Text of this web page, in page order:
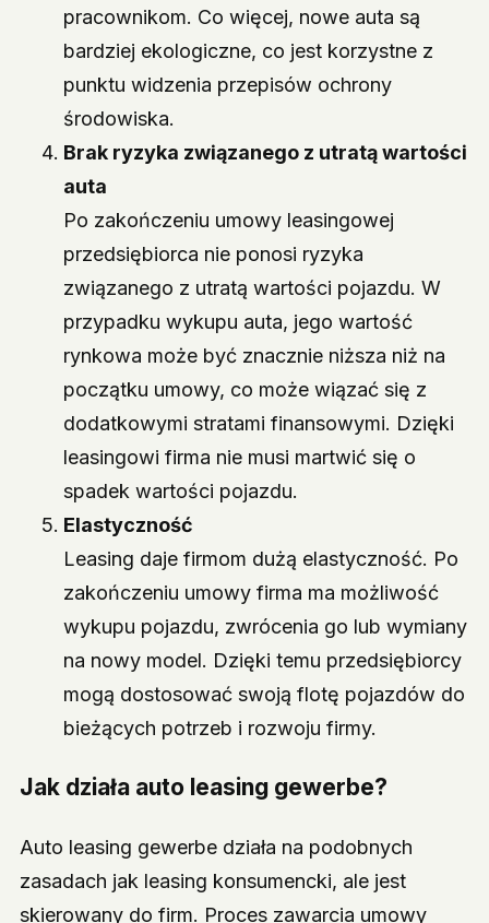
pracownikom. Co więcej, nowe auta są
bardziej ekologiczne, co jest korzystne z
punktu widzenia przepisów ochrony
środowiska.
Brak ryzyka związanego z utratą wartości
auta
Po zakończeniu umowy leasingowej
przedsiębiorca nie ponosi ryzyka
związanego z utratą wartości pojazdu. W
przypadku wykupu auta, jego wartość
rynkowa może być znacznie niższa niż na
początku umowy, co może wiązać się z
dodatkowymi stratami finansowymi. Dzięki
leasingowi firma nie musi martwić się o
spadek wartości pojazdu.
Elastyczność
Leasing daje firmom dużą elastyczność. Po
zakończeniu umowy firma ma możliwość
wykupu pojazdu, zwrócenia go lub wymiany
na nowy model. Dzięki temu przedsiębiorcy
mogą dostosować swoją flotę pojazdów do
bieżących potrzeb i rozwoju firmy.
Jak działa auto leasing gewerbe?
Auto leasing gewerbe działa na podobnych
zasadach jak leasing konsumencki, ale jest
skierowany do firm. Proces zawarcia umowy